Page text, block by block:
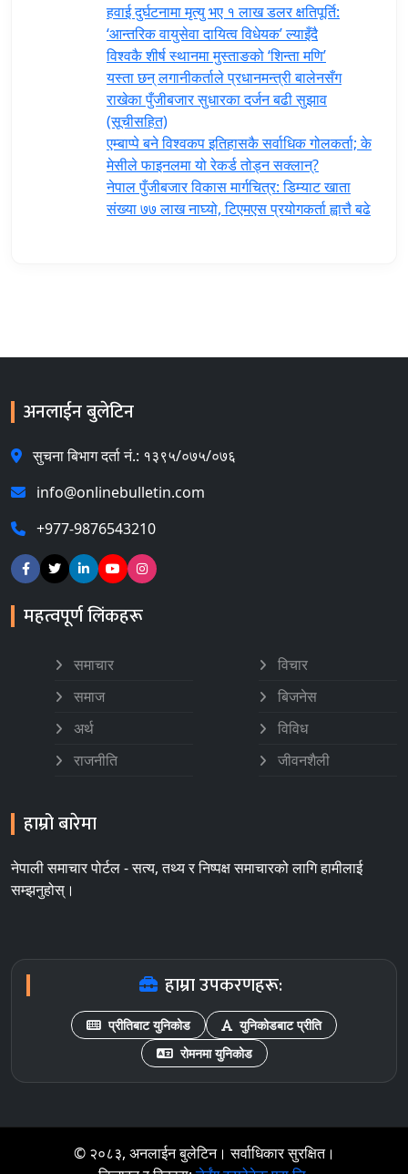
हवाई दुर्घटनामा मृत्यु भए १ लाख डलर क्षतिपूर्ति:
‘आन्तरिक वायुसेवा दायित्व विधेयक’ ल्याइँदै
विश्वकै शीर्ष स्थानमा मुस्ताङको ‘शिन्ता मणि’
यस्ता छन् लगानीकर्ताले प्रधानमन्त्री ‍बालेनसँग
राखेका पुँजीबजार सुधारका दर्जन बढी सुझाव
(सूचीसहित)
एम्बाप्पे बने विश्वकप इतिहासकै सर्वाधिक गोलकर्ता; के
मेसीले फाइनलमा यो रेकर्ड तोड्न सक्लान्?
नेपाल पुँजीबजार विकास मार्गचित्र: डिम्याट खाता
संख्या ७७ लाख नाघ्यो, टिएमएस प्रयोगकर्ता ह्वात्तै बढे
अनलाईन बुलेटिन
सुचना बिभाग दर्ता नं.: १३९५/०७५/०७६
info@onlinebulletin.com
+977-9876543210
महत्वपूर्ण लिंकहरू
समाचार
समाज
अर्थ
राजनीति
विचार
बिजनेस
विविध
जीवनशैली
हाम्रो बारेमा
नेपाली समाचार पोर्टल - सत्य, तथ्य र निष्पक्ष समाचारको लागि हामीलाई
सम्झनुहोस्।
हाम्रा उपकरणहरू:
प्रीतिबाट युनिकोड
युनिकोडबाट प्रीति
रोमनमा युनिकोड
© २०८३, अनलाईन बुलेटिन। सर्वाधिकार सुरक्षित।